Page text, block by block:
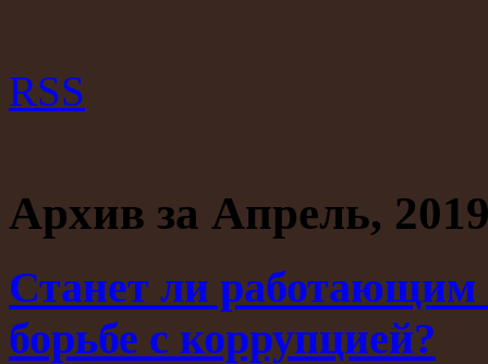
RSS
Архив за Апрель,
Станет ли
борьбе с коррупцией?